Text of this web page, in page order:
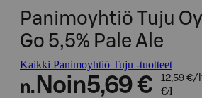
Panimoyhtiö Tuju
Go 5,5% Pale Ale
Kaikki Panimoyhtiö Tuju -tuotteet
n. Noin5,69 € 12,59 €/l
€/l